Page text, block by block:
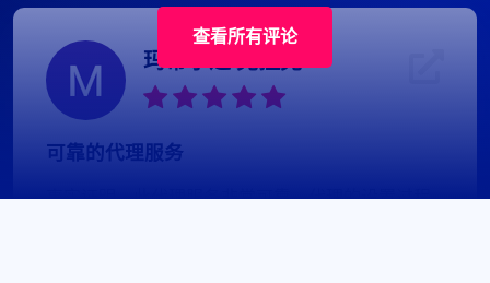
玛蒂尔达·克拉克
可靠的代理服务
事实证明，此代理服务非常可靠。代理的设置过程
查看所有评论